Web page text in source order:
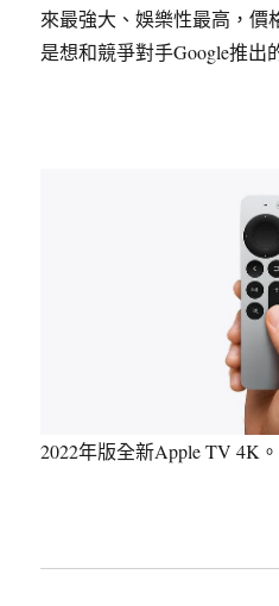
來最強大、娛樂性最高，價
是想和競爭對手Google推出
2022年版全新Apple TV 4K